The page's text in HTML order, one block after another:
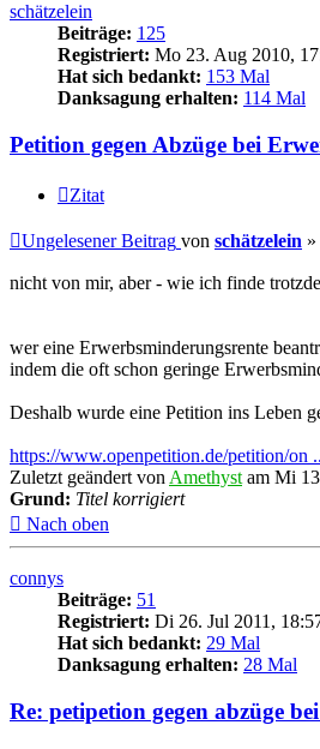
schätzelein
Beiträge: 125
Registriert: Mo 23. Aug 2010,
Hat sich bedankt: 153 Mal
Danksagung erhalten: 114 Mal
Petition gegen Abzüge bei
Zitat
Ungelesener Beitrag von schätzelein »
nicht von mir, aber - wie ich finde
wer eine Erwerbsminderungsrente
indem die oft schon geringe
Deshalb wurde eine Petition ins Leben
https://www.openpetition.de/petition/on
Zuletzt geändert von Amethyst am Mi
Grund: Titel korrigiert
Nach oben
connys
Beiträge: 51
Registriert: Di 26. Jul 2011,
Hat sich bedankt: 29 Mal
Danksagung erhalten: 28 Mal
Re: petipetion gegen abzüge